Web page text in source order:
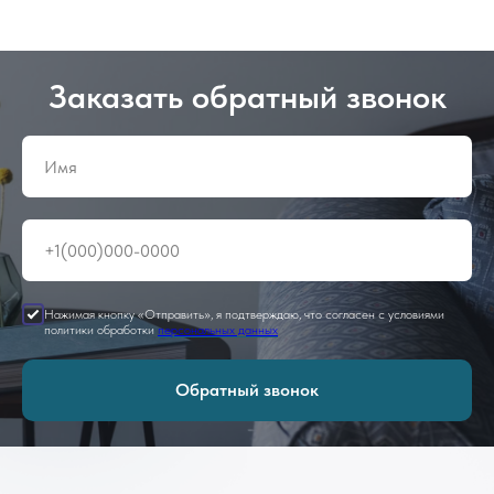
Заказать обратный звонок
Нажимая кнопку «Отправить», я подтверждаю, что согласен с условиями
политики обработкиперсональных данных
Обратный звонок